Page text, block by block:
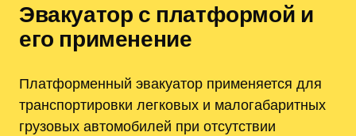
Эвакуатор с платформой и
его применение
Платформенный эвакуатор применяется для
транспортировки легковых и малогабаритных
грузовых автомобилей при отсутствии